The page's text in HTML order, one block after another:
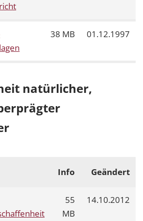
38 MB 01.12.1997
natürlicher,
Info Geändert
55
MB
14.10.2012